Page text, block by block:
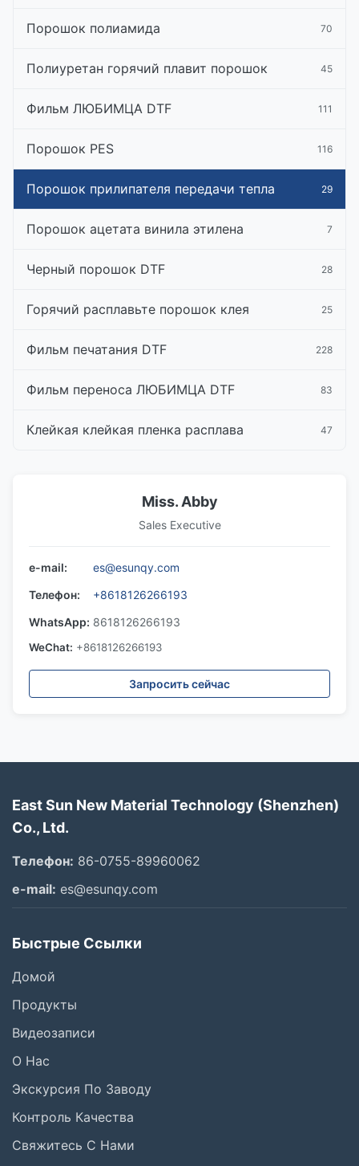
Порошок полиамида 70
Полиуретан горячий плавит порошок 45
Фильм ЛЮБИМЦА DTF 111
Порошок PES 116
Порошок прилипателя передачи тепла 29
Порошок ацетата винила этилена 7
Черный порошок DTF 28
Горячий расплавьте порошок клея 25
Фильм печатания DTF 228
Фильм переноса ЛЮБИМЦА DTF 83
Клейкая клейкая пленка расплава 47
Miss. Abby
Sales Executive
e-mail:
es@esunqy.com
Телефон:
+8618126266193
WhatsApp: 8618126266193
WeChat: +8618126266193
Запросить сейчас
East Sun New Material Technology (Shenzhen)
Co., Ltd.
Телефон: 86-0755-89960062
e-mail: es@esunqy.com
Быстрые Ссылки
Домой
Продукты
Видеозаписи
О Нас
Экскурсия По Заводу
Контроль Качества
Свяжитесь С Нами